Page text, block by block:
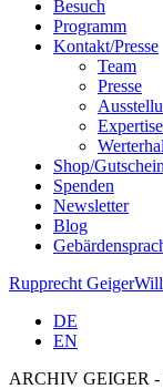
Besuch
Programm
Kontakt/Presse
Team
Presse
Shop/
Spenden
Newsletter
Blog
Rupprecht Geiger
DE
EN
ARCHIV GEIGER -